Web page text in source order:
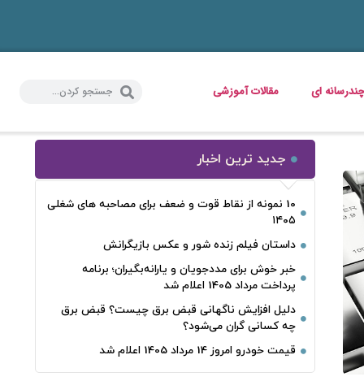
چندرسانه ای مقالات آموزشی
جدید ترین اخبار
10 نمونه از نقاط قوت و ضعف برای مصاحبه‌ های شغلی
۱۴۰۵
داستان فیلم زنده شور و عکس بازیگرانش
خبر خوش برای مددجویان و یارانه‌بگیران؛ برنامه
پرداخت مرداد 1405 اعلام شد
دلیل افزایش ناگهانی قبض برق چیست؟ قبض برق
چه کسانی گران می‌شود؟
قیمت خودرو امروز 14 مرداد 1405 اعلام شد